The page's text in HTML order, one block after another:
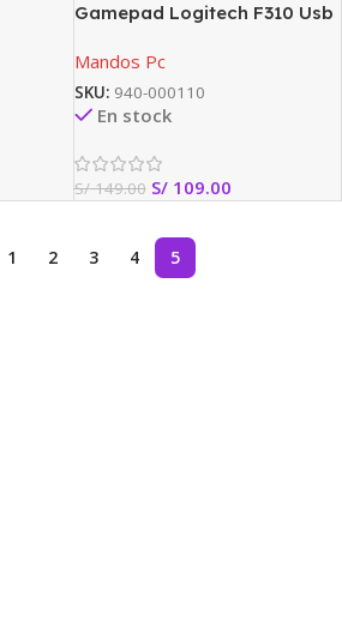
Gamepad Logitech F310 Usb
Mandos Pc
SKU: 940-000110
En stock
S/149.00 S/109.00
1 2 3 4 5